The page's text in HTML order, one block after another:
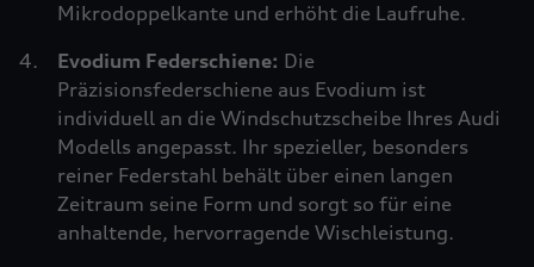
Mikrodoppelkante und erhöht die Laufruhe.
Evodium Federschiene: Die
Präzisionsfederschiene aus Evodium ist
individuell an die Windschutzscheibe Ihres Audi
Modells angepasst. Ihr spezieller, besonders
reiner Federstahl behält über einen langen
Zeitraum seine Form und sorgt so für eine
anhaltende, hervorragende Wischleistung.